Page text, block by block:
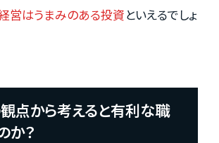
営はうまみのある投資といえるでしょ
点から考えると有利な職
か？